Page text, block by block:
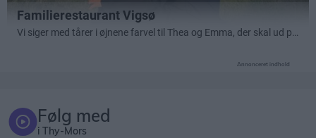
Annonceret indhold
Følg med
i Thy-Mors